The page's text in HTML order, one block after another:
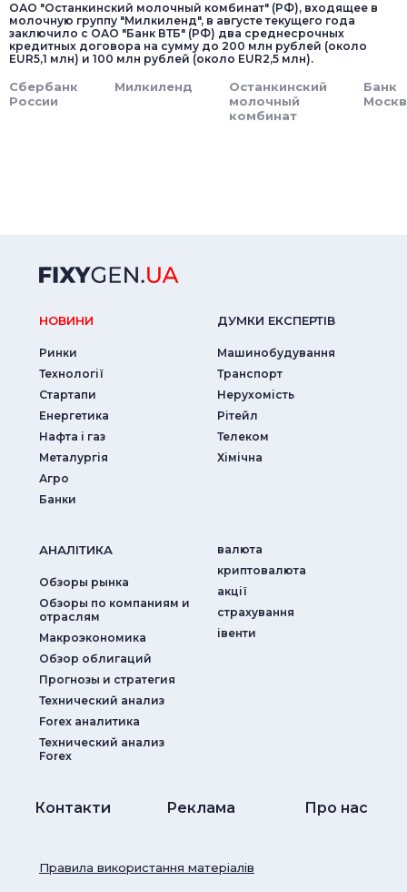
ОАО "Останкинский молочный комбинат" (РФ), входящее в
молочную группу "Милкиленд", в августе текущего года
заключило с ОАО "Банк ВТБ" (РФ) два среднесрочных
кредитных договора на сумму до 200 млн рублей (около
EUR5,1 млн) и 100 млн рублей (около EUR2,5 млн).
Сбербанк
России
Милкиленд
Останкинский
молочный
комбинат
Банк
НОВИНИ
Ринки
Технології
Стартапи
Енергетика
Нафта і газ
Металургія
Агро
Банки
ДУМКИ ЕКСПЕРТIВ
Машинобудування
Транспорт
Нерухомість
Рітейл
Телеком
Хімічна
АНАЛIТИКА
Обзоры рынка
Обзоры по компаниям и
отраслям
Макроэкономика
Обзор облигаций
Прогнозы и стратегия
Технический анализ
Forex аналитика
Технический анализ
Forex
валюта
криптовалюта
акції
страхування
iвенти
Контакти Реклама Про нас
Правила використання матеріалів